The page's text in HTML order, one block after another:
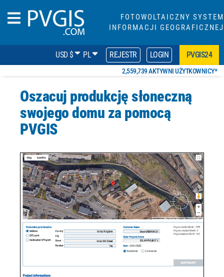
FOTOWOLTAICZNY SYSTEM
INFORMACJI GEOGRAFICZNEJ
USD $ PL REJESTR LOGIN PVGIS24
2,559,739 AKTYWNI UŻYTKOWNICY*
Oszacuj produkcję słoneczną
swojego domu za pomocą
PVGIS